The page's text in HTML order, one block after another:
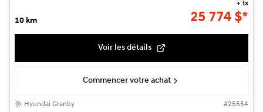
10 km 25 774 $*
+ tx
Voir les détails
Commencer votre achat
Hyundai Granby #25554